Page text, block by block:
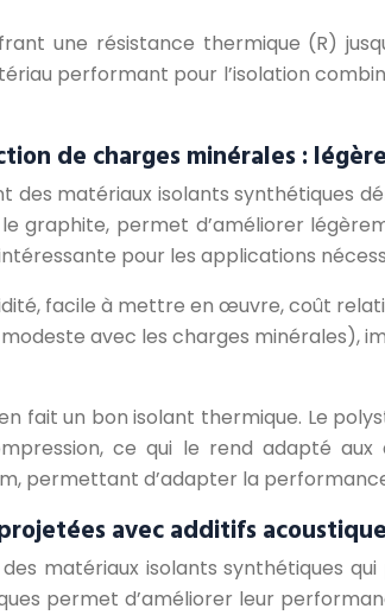
une résistance thermique (R)
performant pour l’isolation
de charges minérales :
des matériaux isolants synthétiques
graphite, permet d’améliorer
pour les applications
facile à mettre en œuvre, coût
avec les charges minérales),
fait un bon isolant thermique. Le
ce qui le rend adapté
permettant d’adapter la
avec additifs
matériaux isolants synthétiques
permet d’améliorer leur